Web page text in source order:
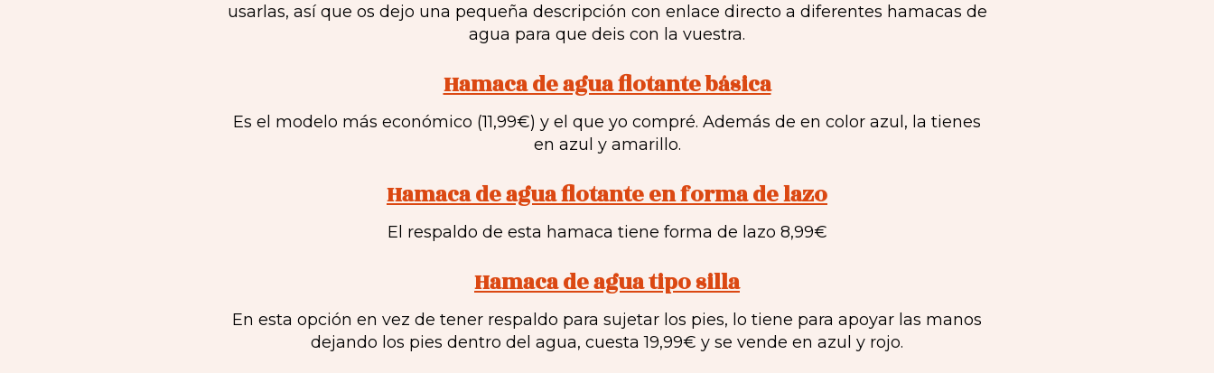
usarlas, así que os dejo una pequeña descripción con enlace directo a diferentes hamacas de
agua para que deis con la vuestra.
Hamaca de agua flotante básica
Es el modelo más económico (11,99€) y el que yo compré. Además de en color azul, la tienes
en azul y amarillo.
Hamaca de agua flotante en forma de lazo
El respaldo de esta hamaca tiene forma de lazo 8,99€
Hamaca de agua tipo silla
En esta opción en vez de tener respaldo para sujetar los pies, lo tiene para apoyar las manos
dejando los pies dentro del agua, cuesta 19,99€ y se vende en azul y rojo.